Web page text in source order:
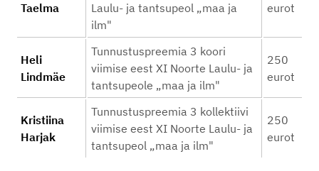
Taelma
Laulu- ja tantsupeol „maa ja
ilm"
eurot
Heli
Lindmäe
Tunnustuspreemia 3 koori
viimise eest XI Noorte Laulu- ja
tantsupeole „maa ja ilm"
250
eurot
Kristiina
Harjak
Tunnustuspreemia 3 kollektiivi
viimise eest XI Noorte Laulu- ja
tantsupeol „maa ja ilm"
250
eurot